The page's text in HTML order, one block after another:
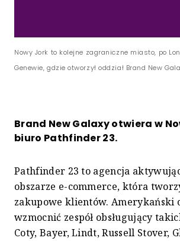
Nowy Jork to kolejne zagraniczne miasto, po
Genewie, gdzie otworzył oddział Brand New
Brand New Galaxy otwiera w
biuro Pathfinder 23.
Pathfinder 23 to agencja
obszarze e-commerce, która
zakupowe klientów. Amerykański
wzmocnić zespół obsługujący
Coty, Bayer, Lindt, Russell Stover,